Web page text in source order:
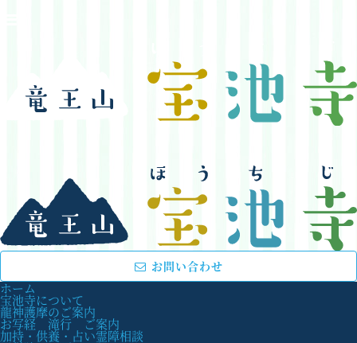
お問い合わせ
ホーム
宝池寺について
龍神護摩のご案内
お写経 滝行 ご案内
加持・供養・占い霊障相談